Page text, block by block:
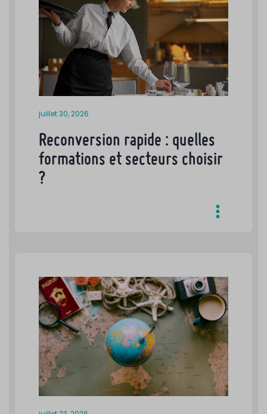
juillet 30, 2026
Reconversion rapide : quelles
formations et secteurs choisir
?